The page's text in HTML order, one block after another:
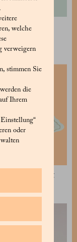
welche
verweigern
stimmen Sie
die
Ihrem
oder
Tabletts 6-tlg
Tabletts 10-tlg